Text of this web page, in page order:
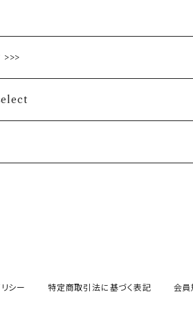
シー 特定商取引法に基づく表記 会員